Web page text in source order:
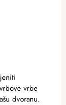
vrbe
dvoranu.